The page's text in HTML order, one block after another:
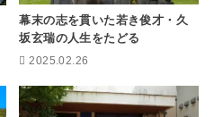
幕末の志を貫いた若き俊才・久
坂玄瑞の人生をたどる
2025.02.26